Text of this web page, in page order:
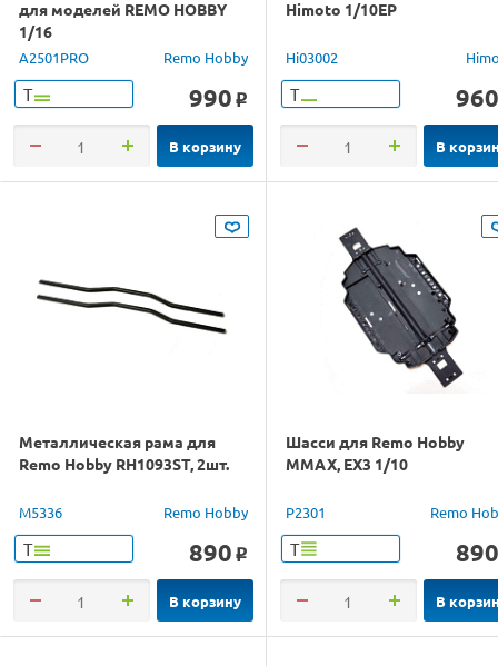
для моделей REMO HOBBY
1/16
A2501PRO Remo Hobby
Т 990 o
В корзину
Himoto 1/10EP
Hi03002
Т 960
В
Металлическая рама для
Remo Hobby RH1093ST, 2шт.
M5336 Remo Hobby
Т 890 o
В корзину
Шасси для Remo Hobby
MMAX, EX3 1/10
P2301 Remo
Т 890
В